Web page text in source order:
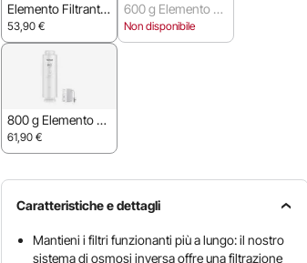
Elemento Filtrante
da 400 g
53,90 €
600 g Elemento Fil
trante
Non disponibile
800 g Elemento Fil
trante
61,90 €
Caratteristiche e dettagli
Mantieni i filtri funzionanti più a lungo: il nostro
sistema di osmosi inversa offre una filtrazione